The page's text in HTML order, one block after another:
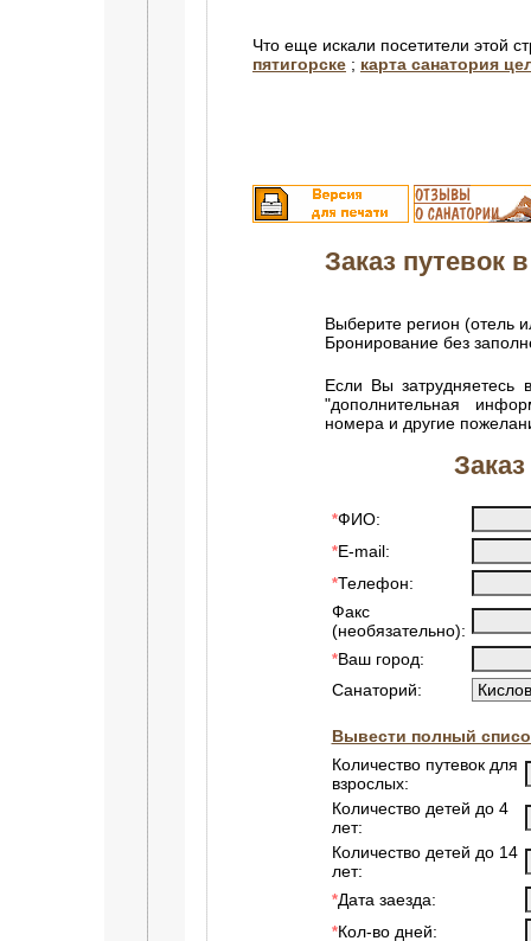
Что еще искали посетители этой
пятигорске ; карта санатория
Заказ путевок
Выберите регион (отель
Бронирование без
Если Вы затрудняетесь
"дополнительная
номера и другие
*ФИО:
*E-mail:
*Телефон:
Факс
(необязательно):
*Ваш город:
Санаторий:
Вывести полный
Количество путевок для
взрослых:
Количество детей до 4
лет:
Количество детей до 14
лет:
*Дата заезда:
*Кол-во дней: